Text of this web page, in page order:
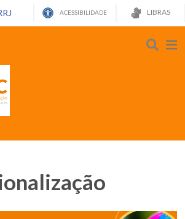
ACESSIBILIDADE LIBRAS